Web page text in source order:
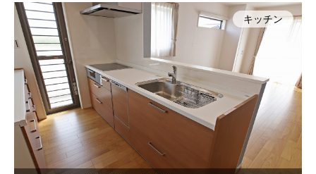
キッチン